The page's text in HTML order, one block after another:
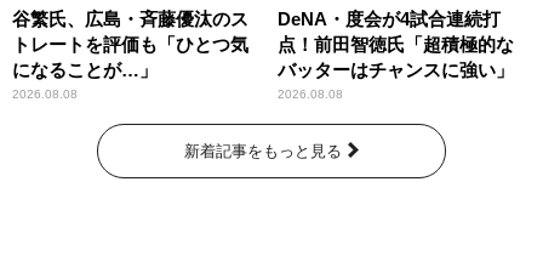
谷繁氏、広島・斉藤優汰のス
トレートを評価も「ひとつ気
になることが…」
2026.08.08
DeNA・度会が4試合連続打
点！前田智徳氏「超積極的な
バッターはチャンスに強い」
2026.08.08
新着記事をもっと見る